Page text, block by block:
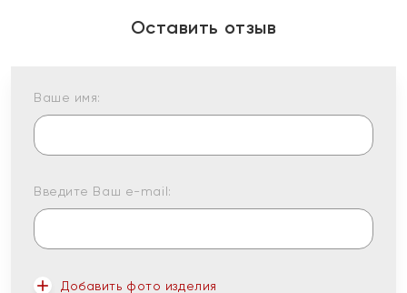
Оставить отзыв
Ваше имя:
Введите Ваш e-mail:
Добавить фото изделия